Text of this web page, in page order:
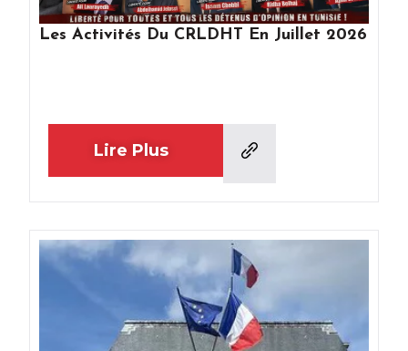
Les Activités Du CRLDHT En Juillet 2026
Lire Plus